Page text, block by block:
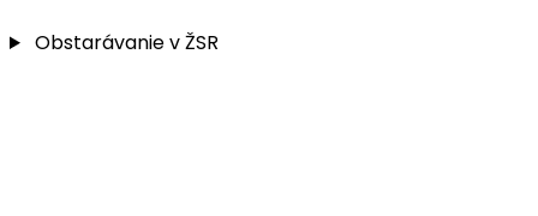
Obstarávanie v ŽSR